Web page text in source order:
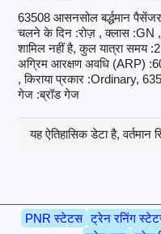
63508 आसनसोल बर्द्धमान
चलने के दिन :रोज़ , क्लास :GN ,
शामिल नहीं है, कुल यात्रा समय
अग्रिम आरक्षण अवधि (ARP)
, किराया प्रकार :Ordinary,
गेज :ब्रॉड गेज
यह ऐतिहासिक डेटा है,
PNR स्टेटस ट्रेन रनिंग